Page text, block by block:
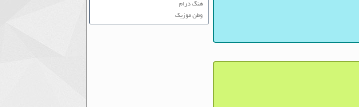
هنگ درام
وطن موزیک